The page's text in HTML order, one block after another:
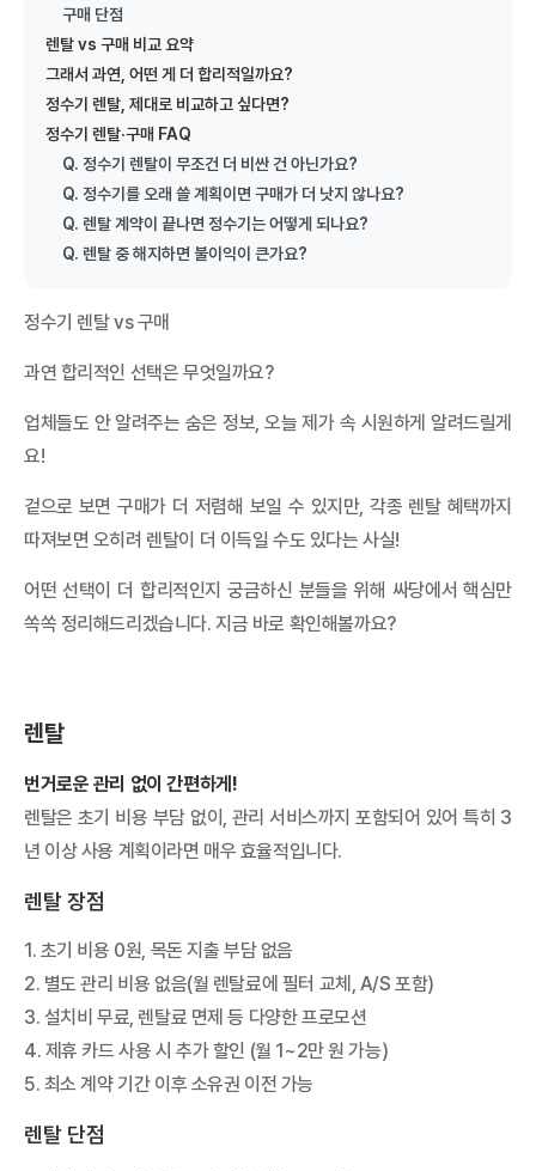
LG U+ 5G·LTE 통합요금제: 플러스플랜·데이터플랜 완벽
가이드
LG U+ 5G·LTE 통합요금제: 플러스플랜·데이터플랜 완벽 가이드
2026년 6월 1일, LG U+가 5G와 LTE의 경계를 허문 통합...
아이폰 폴드 루머 총정리 (2026)
아이폰 폴드 루머 총정리 (2026) 아이폰 폴드 루머 목차 1. 개요 2.
출시 일정 3. 디자인 및 폼팩터 4. 디스플레이 5. 프로세...
SKT 통합요금제 개편: 베스트·라이트 총정리
개편 시행 타임라인 3. 기존 요금제 개편 사항 4. 신규 통합요...
KT 통합요금제 개편: 초이스·베이직 요금제 총정리 목차 1. 개편 개
갤럭시 글라스 vs 레이밴 메타, AI 안경 완벽 비교
레이밴 메타 AI 안경 스펙 및 특징 비교 목차 1. 개요 2. ...
폴드8 울트라·플립8 라인업 부모님 휴대폰을 바꿔드리려고 알아보
휴대폰 성지란? 찾는 방법, 좌표 뜻, 시세표 보는 법 정리
지는 통신사 지원금과 판매점 추가지원금을 함께 비교해 단말기값
구매 단점
렌탈 vs 구매 비교 요약
그래서 과연, 어떤 게 더 합리적일까요?
정수기 렌탈, 제대로 비교하고 싶다면?
정수기 렌탈·구매 FAQ
Q. 정수기 렌탈이 무조건 더 비싼 건 아닌가요?
Q. 정수기를 오래 쓸 계획이면 구매가 더 낫지 않나요?
Q. 렌탈 계약이 끝나면 정수기는 어떻게 되나요?
Q. 렌탈 중 해지하면 불이익이 큰가요?
정수기 렌탈 vs 구매
과연 합리적인 선택은 무엇일까요?
업체들도 안 알려주는 숨은 정보, 오늘 제가 속 시원하게 알려드릴게
요!
겉으로 보면 구매가 더 저렴해 보일 수 있지만, 각종 렌탈 혜택까지
따져보면 오히려 렌탈이 더 이득일 수도 있다는 사실!
어떤 선택이 더 합리적인지 궁금하신 분들을 위해 싸당에서 핵심만
쏙쏙 정리해드리겠습니다. 지금 바로 확인해볼까요?
렌탈
번거로운 관리 없이 간편하게!
렌탈은 초기 비용 부담 없이, 관리 서비스까지 포함되어 있어 특히 3
년 이상 사용 계획이라면 매우 효율적입니다.
렌탈 장점
1. 초기 비용 0원, 목돈 지출 부담 없음
2. 별도 관리 비용 없음(월 렌탈료에 필터 교체, A/S 포함)
3. 설치비 무료, 렌탈료 면제 등 다양한 프로모션
4. 제휴 카드 사용 시 추가 할인 (월 1~2만 원 가능)
5. 최소 계약 기간 이후 소유권 이전 가능
렌탈 단점